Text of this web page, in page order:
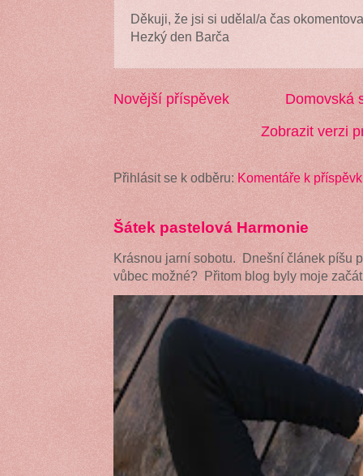
Děkuji, že jsi si udělal/a čas
Hezký den Barča
Novější příspěvek
Domovská
Zobrazit verzi
Přihlásit se k odběru: Komentáře k
Šátek pastelová Harmonie
Krásnou jarní sobotu. Dnešní článek píšu
vůbec možné? Přitom blog byly moje